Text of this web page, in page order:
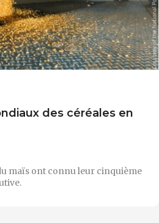
des céréales en
maïs ont connu leur cinquième